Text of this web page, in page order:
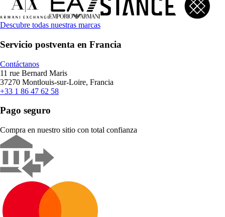
Descubre todas nuestras marcas
Servicio postventa en Francia
Contáctanos
11 rue Bernard Maris
37270 Montlouis-sur-Loire, Francia
+33 1 86 47 62 58
Pago seguro
Compra en nuestro sitio con total confianza